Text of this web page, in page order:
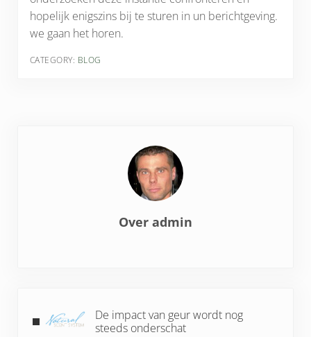
hopelijk enigszins bij te sturen in un berichtgeving.
we gaan het horen.
CATEGORY: BLOG
Over admin
De impact van geur wordt nog
steeds onderschat